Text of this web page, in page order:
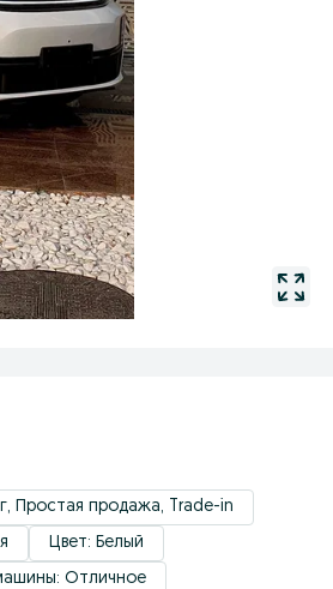
Простая продажа, Trade-in
Цвет: Белый
Отличное